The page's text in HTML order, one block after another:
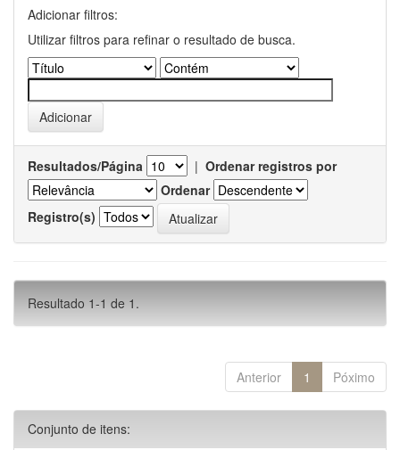
Adicionar filtros:
Utilizar filtros para refinar o resultado de busca.
Resultados/Página | Ordenar registros por
Ordenar
Registro(s)
Resultado 1-1 de 1.
Anterior 1 Póximo
Conjunto de itens: